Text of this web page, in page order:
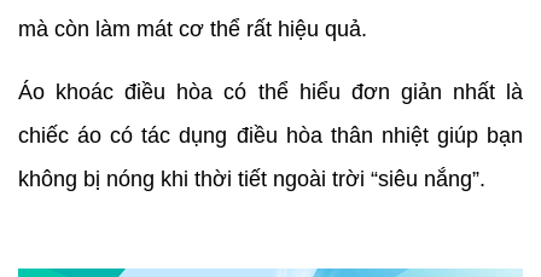
mà còn làm mát cơ thể rất hiệu quả.
Áo khoác điều hòa có thể hiểu đơn giản nhất là
chiếc áo có tác dụng điều hòa thân nhiệt giúp bạn
không bị nóng khi thời tiết ngoài trời “siêu nắng”.